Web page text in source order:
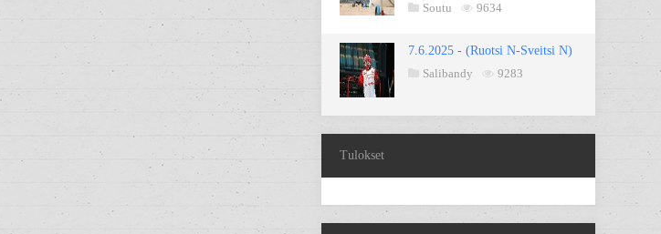
Soutu
9634
7.6.2025 - (Ruotsi N-Sveitsi N)
Salibandy
9283
Tulokset